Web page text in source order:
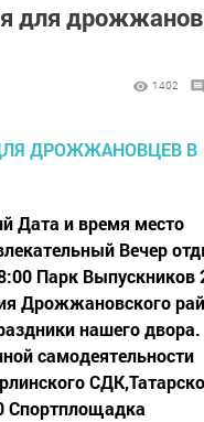
для
1402
Дата и время место
Вечер
Парк Выпускников
Дрожжановского
нашего двора.
самодеятельности
Спортплощадка